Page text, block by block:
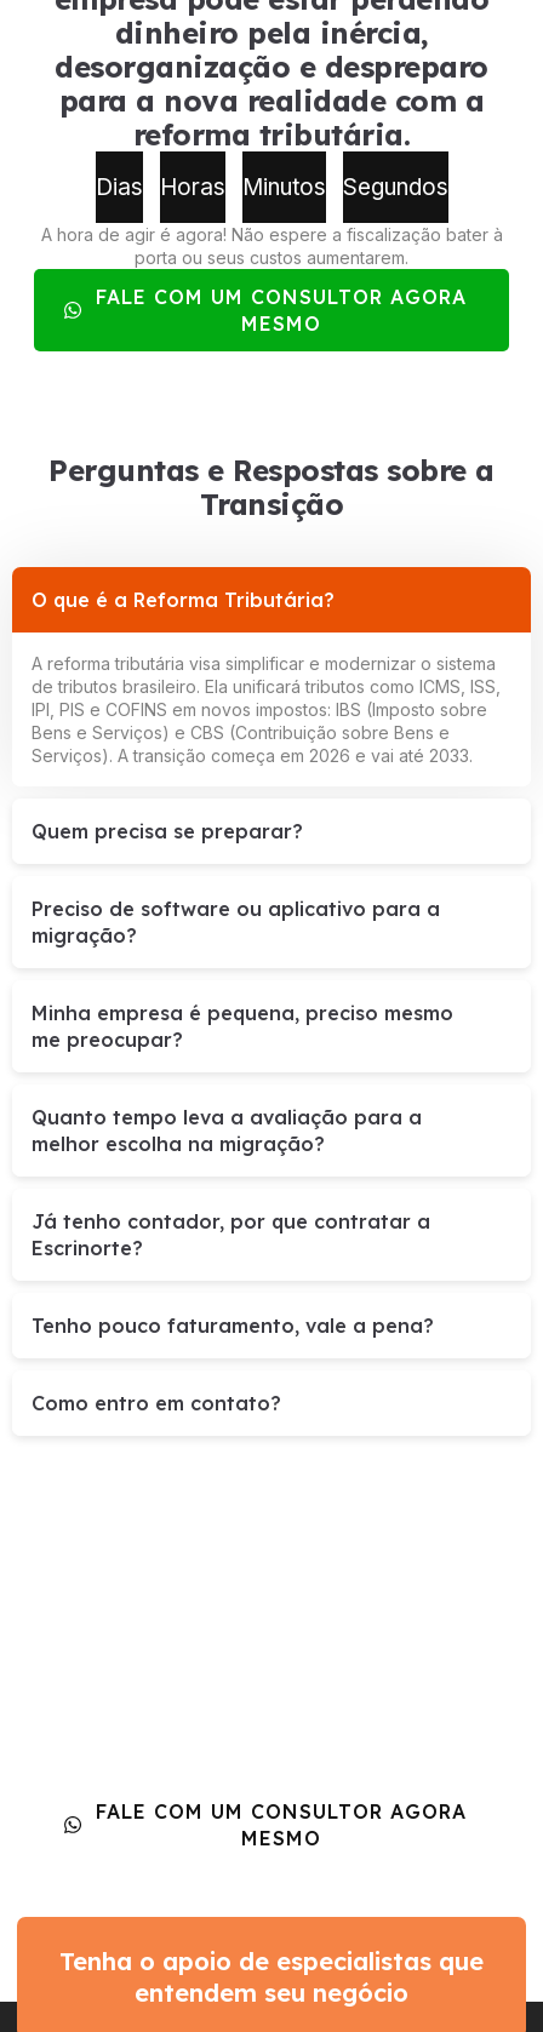
dinheiro pela inércia,
desorganização e despreparo
para a nova realidade com a
reforma tributária.
Dias Horas Minutos Segundos
A hora de agir é agora! Não espere a fiscalização bater à
porta ou seus custos aumentarem.
FALE COM UM CONSULTOR AGORA
MESMO
Perguntas e Respostas sobre a
Transição
O que é a Reforma Tributária?
A reforma tributária visa simplificar e modernizar o sistema
de tributos brasileiro. Ela unificará tributos como ICMS, ISS,
IPI, PIS e COFINS em novos impostos: IBS (Imposto sobre
Bens e Serviços) e CBS (Contribuição sobre Bens e
Serviços). A transição começa em 2026 e vai até 2033.
Quem precisa se preparar?
Preciso de software ou aplicativo para a
migração?
Minha empresa é pequena, preciso mesmo
me preocupar?
Quanto tempo leva a avaliação para a
melhor escolha na migração?
Já tenho contador, por que contratar a
Escrinorte?
Tenho pouco faturamento, vale a pena?
Como entro em contato?
FALE COM UM CONSULTOR AGORA
MESMO
Tenha o apoio de especialistas que
entendem seu negócio